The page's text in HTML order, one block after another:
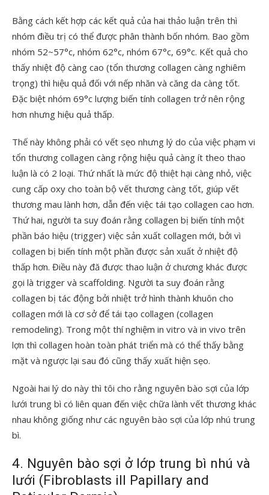
Bằng cách kết hợp các kết quả của hai thảo luận trên thì
nhóm điều trị có thể được phân thành bốn nhóm. Bao gồm
nhóm 52~57°c, nhóm 62°c, nhóm 67°c, 69°c. Kết quả cho
thấy nhiệt độ càng cao (tổn thương collagen càng nghiêm
trọng) thì hiệu quả đối với nếp nhăn và căng da càng tốt.
Đặc biệt nhóm 69°c lượng biến tính collagen trở nên rộng
hơn nhưng hiệu quả thấp.
Thế này không phải có vết sẹo nhưng lý do của việc phạm vi
tổn thương collagen càng rộng hiệu quả càng ít theo thao
luận là có 2 loại. Thứ nhất là mức độ thiệt hại càng nhỏ, việc
cung cấp oxy cho toàn bộ vết thương càng tốt, giúp vết
thương mau lành hơn, dẫn đến việc tái tạo collagen cao hơn.
Thứ hai, người ta suy đoán rằng collagen bị biến tính một
phần báo hiệu (trigger) việc sản xuất collagen mới, bởi vì
collagen bị biến tính một phần được sản xuất ở nhiệt độ
thấp hơn. Điều này đă được thao luận ở chương khác được
gọi là trigger và scaffolding. Người ta suy đoán rằng
collagen bị tác động bởi nhiệt trở hình thành khuôn cho
collagen mới là cơ sở để tái tạo collagen (collagen
remodeling). Trong một thí nghiệm in vitro và in vivo trên
lợn thì collagen hoàn toàn phát triển mà có thể thấy bằng
mặt và ngược lại sau đó cũng thấy xuất hiện sẹo.
Ngoài hai lý do này thì tôi cho rằng nguyên bào sợi của lớp
lưới trung bì có liên quan đến việc chữa lành vết thương khác
nhau không giống như các nguyên bào sợi của lớp nhú trung
bì.
4. Nguyên bào sợi ở lớp trung bì nhú và
lưới (Fibroblasts ill Papillary and